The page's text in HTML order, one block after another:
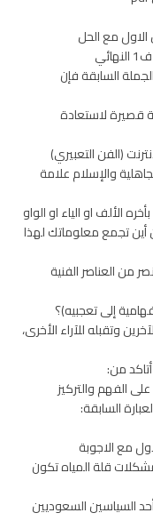
الاول مع الحل
السابقة فإن
قصيرة لاستعادة
(الفن التعبيري)
والإسلام علامة
الألف او الياء او الواو
تجمع معلوماتك لهذا
من العناصر الفنية
إلى تعجبيه)؟
وتقبله للآراء الأخرى،
من:
الفهم والتركيز
السابقة:
مع الاجوبة
مشكلات قلة المياه تكون
السياسين السعوديين